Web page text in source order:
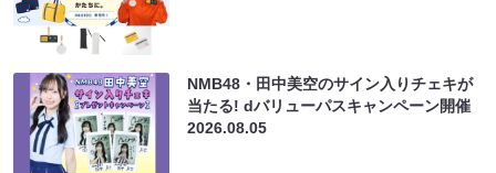
NMB48・田中美空のサイン入りチェキが
当たる! dバリューパスキャンペーン開催
2026.08.05